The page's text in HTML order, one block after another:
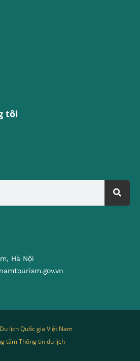
tôi
Hà Nội
lịch Quốc gia Việt Nam
tâm Thông tin du lịch